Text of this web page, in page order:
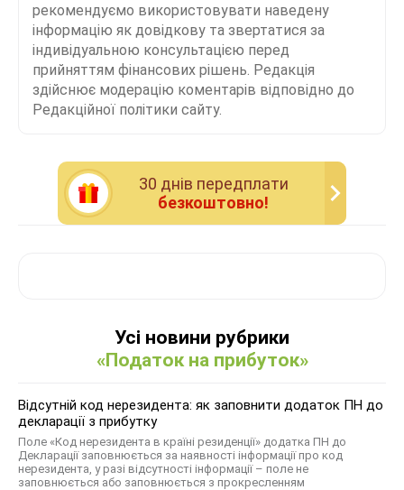
рекомендуємо використовувати наведену
інформацію як довідкову та звертатися за
індивідуальною консультацією перед
прийняттям фінансових рішень. Редакція
здійснює модерацію коментарів відповідно до
Редакційної політики сайту.
30 днiв передплати
безкоштовно!
Усі новини рубрики
«Податок на прибуток»
Відсутній код нерезидента: як заповнити додаток ПН до
декларації з прибутку
Поле «Код нерезидента в країні резиденції» додатка ПН до
Декларації заповнюється за наявності інформації про код
нерезидента, у разі відсутності інформації – поле не
заповнюється або заповнюється з прокресленням